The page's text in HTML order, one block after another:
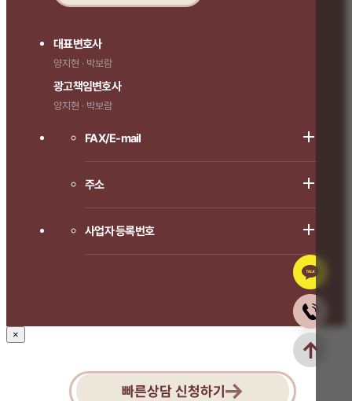
빠른상담 신청하기
대표변호사
양지현 · 박보람
광고책임변호사
양지현 · 박보람
FAX/E-mail
주소
사업자 등록번호
×